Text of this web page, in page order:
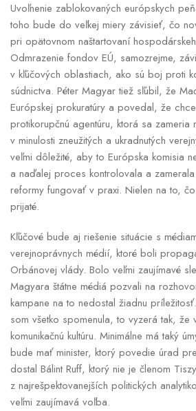
Uvoľnenie zablokovaných európskych
toho bude do veľkej miery závisieť, čo
pri opätovnom naštartovaní
Odmrazenie fondov EÚ, samozrejme,
v kľúčových oblastiach, ako sú boj proti
súdnictva. Péter Magyar tiež sľúbil, že
Európskej prokuratúry a povedal, že
protikorupčnú agentúru, ktorá sa zameria
v minulosti zneužitých a ukradnutých
veľmi dôležité, aby to Európska komisia
a naďalej proces kontrolovala a
reformy fungovať v praxi. Nielen na to,
prijaté.
Kľúčové bude aj riešenie situácie s
verejnoprávnych médií, ktoré boli
Orbánovej vlády. Bolo veľmi zaujímavé
Magyara štátne médiá pozvali na
kampane na to nedostal žiadnu
som všetko spomenula, to vyzerá tak, že
komunikačnú kultúru. Minimálne má taký
bude mať minister, ktorý povedie úrad
dostal Bálint Ruff, ktorý nie je členom
z najrešpektovanejších politických
veľmi zaujímavá voľba.